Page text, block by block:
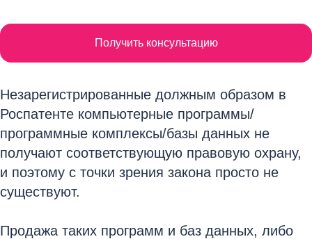
Получить консультацию
Незарегистрированные должным образом в
Роспатенте компьютерные программы/
программные комплексы/базы данных не
получают соответствующую правовую охрану,
и поэтому с точки зрения закона просто не
существуют.
Продажа таких программ и баз данных, либо